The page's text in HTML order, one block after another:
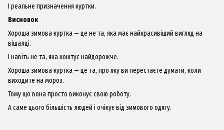
І реальне призначення куртки.
Висновок
Хороша зимова куртка — це не та, яка має найкрасивіший вигляд на
вішалці.
І навіть не та, яка коштує найдорожче.
Хороша зимова куртка — це та, про яку ви перестаєте думати, коли
виходите на мороз.
Тому що вона просто виконує свою роботу.
А саме цього більшість людей і очікує від зимового одягу.